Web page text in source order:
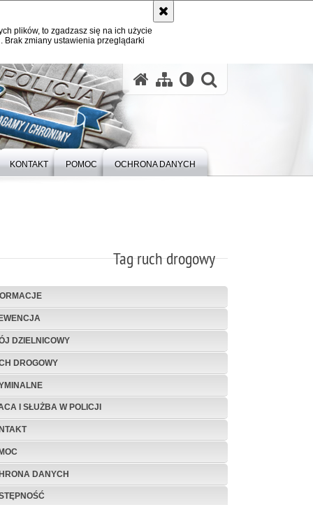
plików, to zgadzasz się na ich użycie
zmiany ustawienia przeglądarki
KONTAKT POMOC OCHRONA DANYCH
Tag ruch drogowy
DZIELNICOWY
DROGOWY
I SŁUŻBA W POLICJI
DANYCH